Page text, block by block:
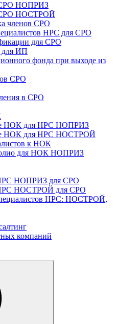
НОПРИЗ
СРО НОСТРОЙ
членов СРО
НРС для СРО
для СРО
для ИП
фонда при выходе из
СРО
в СРО
НОК для НРС НОПРИЗ
НОК для НРС НОСТРОЙ
к НОК
для НОК НОПРИЗ
НОПРИЗ для СРО
НОСТРОЙ для СРО
НРС: НОСТРОЙ,
компаний